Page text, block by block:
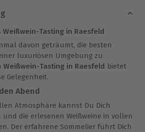
Weißwein-Tasting in Raesfeld
davon geträumt, die besten
luxuriösen Umgebung zu
Weißwein-Tasting in Raesfeld bietet
Gelegenheit.
Abend
Atmosphäre kannst Du Dich
die erlesenen Weißweine in vollen
Der erfahrene Sommelier führt Dich